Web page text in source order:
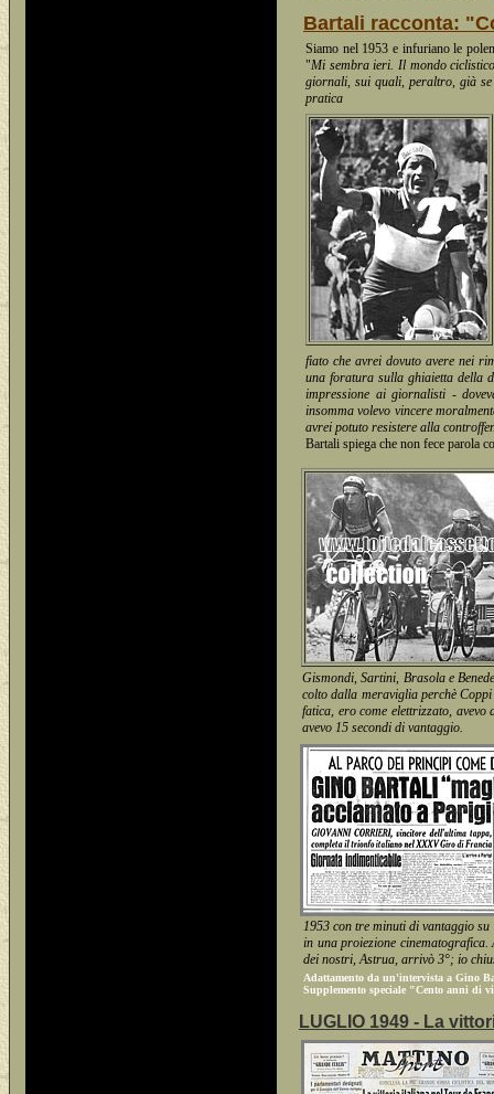
Bartali racconta:
Siamo nel 1953 e infuriano le
"Mi sembra ieri. Il mondo
giornali, sui quali, peraltro, già se
pratica
fiato che avrei dovuto avere nei
una foratura sulla ghiaietta della
impressione ai giornalisti -
insomma volevo vincere
avrei potuto resistere alla
Bartali spiega che non fece parola
Gismondi, Sartini, Brasola e
colto dalla meraviglia perchè
fatica, ero come elettrizzato,
avevo 15 secondi di vantaggio.
1953 con tre minuti di vantaggio
in una proiezione
dei nostri, Astrua, arrivò 3°; io
Adattamento da un'intervista a Gino
Supplemento speciale "Cento anni di
LUGLIO 1949 - La